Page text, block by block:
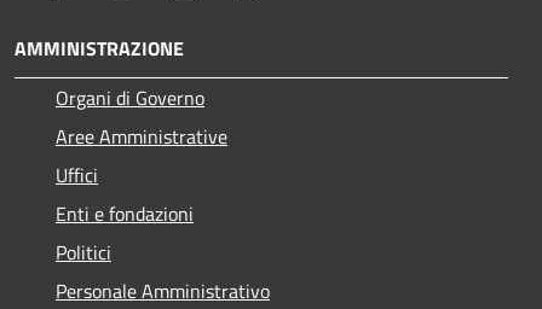
AMMINISTRAZIONE
Organi di Governo
Aree Amministrative
Uffici
Enti e fondazioni
Politici
Personale Amministrativo